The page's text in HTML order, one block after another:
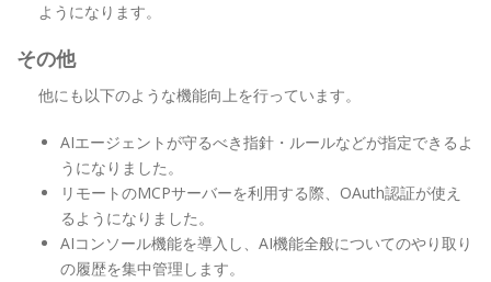
ようになります。
その他
他にも以下のような機能向上を行っています。
AIエージェントが守るべき指針・ルールなどが指定できるよ
うになりました。
リモートのMCPサーバーを利用する際、OAuth認証が使え
るようになりました。
AIコンソール機能を導入し、AI機能全般についてのやり取り
の履歴を集中管理します。